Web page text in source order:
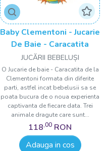
Baby Clementoni - Jucarie
De Baie - Caracatita
JUCĂRII BEBELUȘI
O Jucarie de baie - Caracatita de la
Clementoni formata din diferite
parti, astfel incat bebelusii sa se
poata bucura de o noua experienta
captivanta de fiecare data. Trei
animale dragute care sunt...
118,00 RON
Adauga in cos